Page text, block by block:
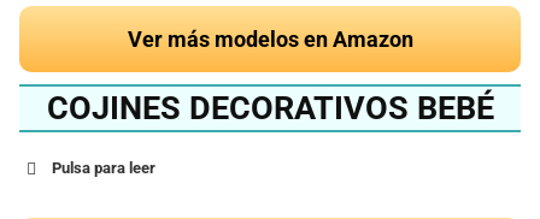
Ver más modelos en Amazon
COJINES DECORATIVOS BEBÉ
Pulsa para leer